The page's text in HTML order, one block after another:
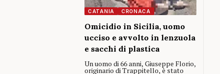
CATANIA CRONACA
Omicidio in Sicilia, uomo
ucciso e avvolto in lenzuola
e sacchi di plastica
Un uomo di 66 anni, Giuseppe Florio,
originario di Trappitello, è stato